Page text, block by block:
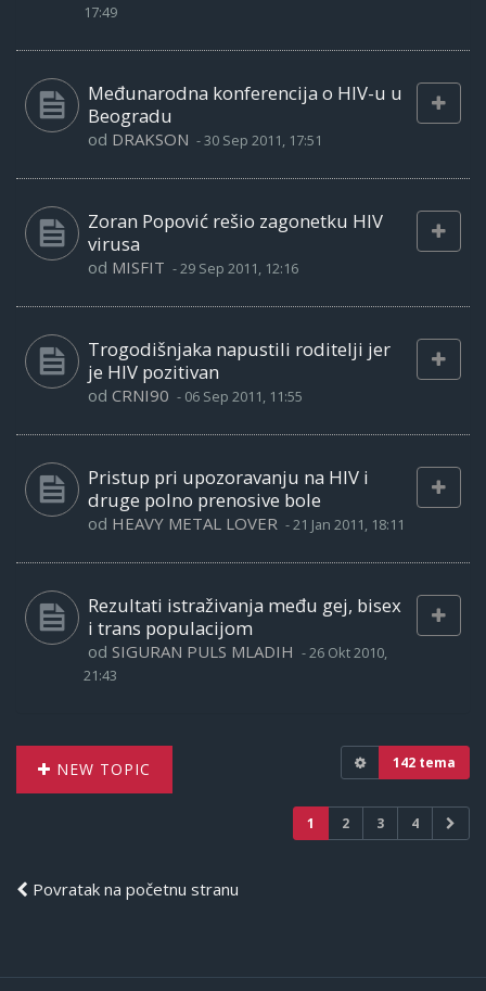
17:49
Međunarodna konferencija o HIV-u u
Beogradu
od DRAKSON -30 Sep 2011, 17:51
Zoran Popović rešio zagonetku HIV
virusa
od MISFIT -29 Sep 2011, 12:16
Trogodišnjaka napustili roditelji jer
je HIV pozitivan
od CRNI90 - 06 Sep 2011, 11:55
Pristup pri upozoravanju na HIV i
druge polno prenosive bole
od HEAVY METAL LOVER -21 Jan 2011, 18:11
Rezultati istraživanja među gej, bisex
i trans populacijom
od SIGURAN PULS MLADIH -26 Okt 2010,
21:43
NEW TOPIC 142 tema
1 2 3 4
Povratak na početnu stranu